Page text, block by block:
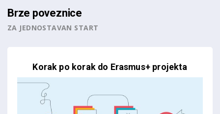
Brze poveznice
ZA JEDNOSTAVAN START
Korak po korak do Erasmus+ projekta